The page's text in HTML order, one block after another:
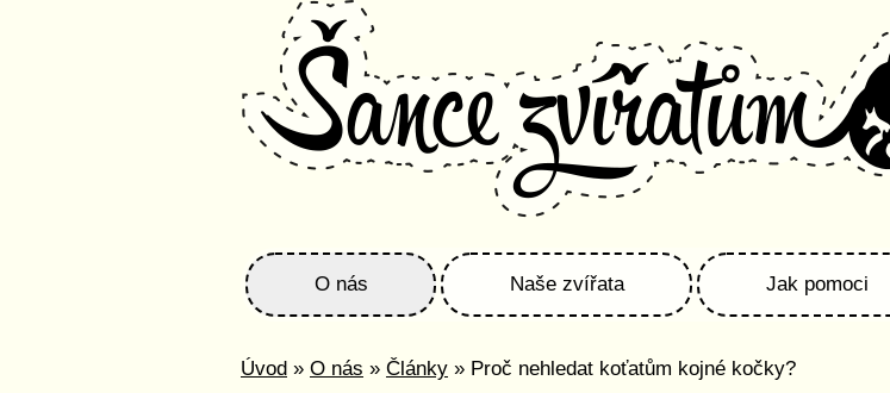
O nás Naše zvířata Jak pomoci
Úvod » O nás » Články » Proč nehledat koťatům kojné kočky?